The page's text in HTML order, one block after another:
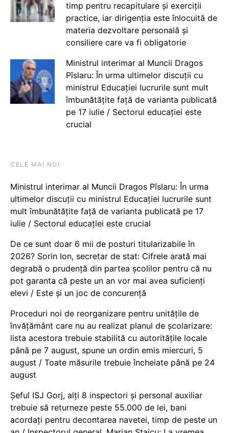
timp pentru recapitulare și exerciții
practice, iar dirigenția este înlocuită de
materia dezvoltare personală și
consiliere care va fi obligatorie
Ministrul interimar al Muncii Dragos
Pîslaru: În urma ultimelor discuții cu
ministrul Educației lucrurile sunt mult
îmbunătățite față de varianta publicată
pe 17 iulie / Sectorul educației este
crucial
CELE MAI NOI
Ministrul interimar al Muncii Dragos Pîslaru: În urma
ultimelor discuții cu ministrul Educației lucrurile sunt
mult îmbunătățite față de varianta publicată pe 17
iulie / Sectorul educației este crucial
De ce sunt doar 6 mii de posturi titularizabile în
2026? Sorin Ion, secretar de stat: Cifrele arată mai
degrabă o prudență din partea școlilor pentru că nu
pot garanta că peste un an vor mai avea suficienți
elevi / Este și un joc de concurență
Proceduri noi de reorganizare pentru unitățile de
învățământ care nu au realizat planul de școlarizare:
lista acestora trebuie stabilită cu autoritățile locale
până pe 7 august, spune un ordin emis miercuri, 5
august / Toate măsurile trebuie încheiate până pe 24
august
Șeful ISJ Gorj, alți 8 inspectori și personal auxiliar
trebuie să returneze peste 55.000 de lei, bani
acordați pentru decontarea navetei, timp de peste un